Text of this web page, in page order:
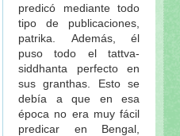
predicó mediante todo
tipo de publicaciones,
patrika. Además, él
puso todo el tattva-
siddhanta perfecto en
sus granthas. Esto se
debía a que en esa
época no era muy fácil
predicar en Bengal,